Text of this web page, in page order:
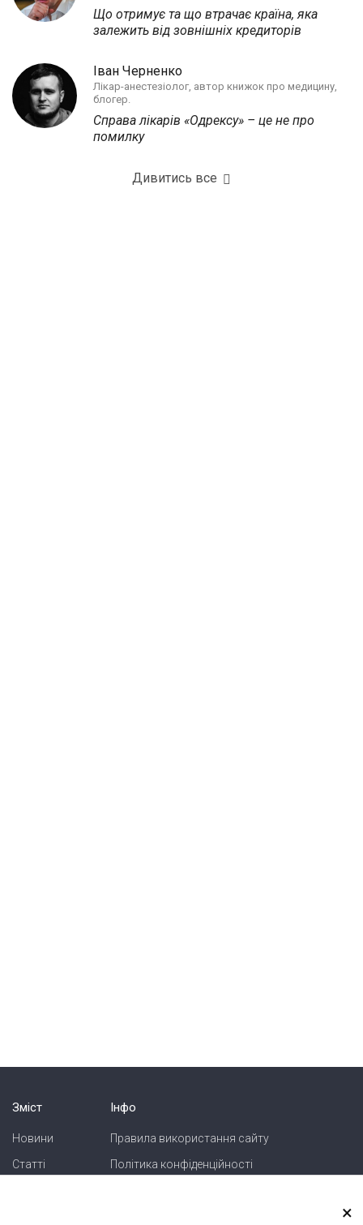
Що отримує та що втрачає країна, яка
залежить від зовнішніх кредиторів
Іван Черненко
Лікар-анестезіолог, автор книжок про медицину,
блогер.
Справа лікарів «Одрексу» – це не про
помилку
Дивитись все
Зміст
Новини
Статті
Інфо
Правила використання сайту
Політика конфіденційності
×